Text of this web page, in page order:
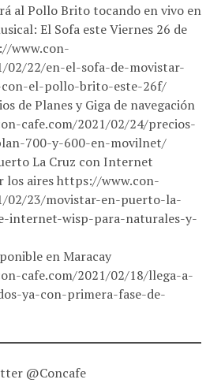
El Sofa este Viernes 26 de
www.con-
02/22/en-el-sofa-de-movistar-
con-el-pollo-brito-este-26f/
de Planes y Giga de navegación
cafe.com/2021/02/24/precios-
700-y-600-en-movilnet/
La Cruz con Internet
los aires https://www.con-
02/23/movistar-en-puerto-la-
internet-wisp-para-naturales-y-
en Maracay
cafe.com/2021/02/18/llega-a-
ya-con-primera-fase-de-